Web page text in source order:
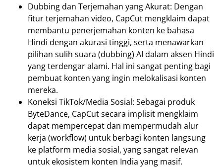
Dubbing dan Terjemahan yang Akurat: Dengan
fitur terjemahan video, CapCut mengklaim dapat
membantu penerjemahan konten ke bahasa
Hindi dengan akurasi tinggi, serta menawarkan
pilihan sulih suara (dubbing) AI dalam aksen Hindi
yang terdengar alami. Hal ini sangat penting bagi
pembuat konten yang ingin melokalisasi konten
mereka.
Koneksi TikTok/Media Sosial: Sebagai produk
ByteDance, CapCut secara implisit mengklaim
dapat mempercepat dan mempermudah alur
kerja (workflow) untuk berbagi konten langsung
ke platform media sosial, yang sangat relevan
untuk ekosistem konten India yang masif.